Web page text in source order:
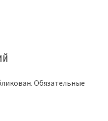
Обязательные